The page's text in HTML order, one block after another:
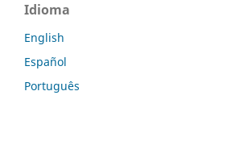
Idioma
English
Español
Português